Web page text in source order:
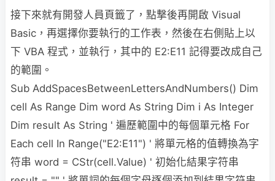
接下來就有開發人員頁籤了，點撃後再開啟 Visual
Basic，再選擇你要執行的工作表，然後在右側貼上以
下 VBA 程式，並執行，其中的 E2:E11 記得要改成自己
的範圍。
Sub AddSpacesBetweenLettersAndNumbers() Dim
cell As Range Dim word As String Dim i As Integer
Dim result As String ' 遍歷範圍中的每個單元格 For
Each cell In Range("E2:E11") ' 將單元格的值轉換為字
符串 word = CStr(cell.Value) ' 初始化結果字符串